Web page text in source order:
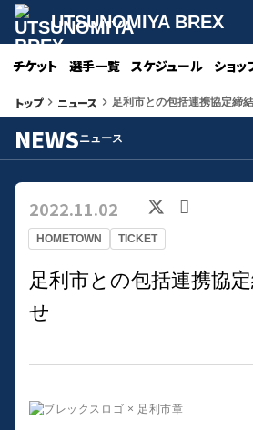
UTSUNOMIYA BREX
チケット 選手一覧 スケジュール ショッ
トップkeyboard_arrow_right ニュース keyboard_arrow_right 足利市との包括連携協定締
NEWSニュース
HOMETOWN TICKET
2022.11.02
足利市との包括連携協
せ